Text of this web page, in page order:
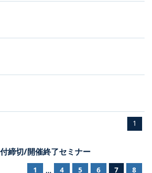
1
締切/開催終了セミナー
1 ... 4 5 6 7 8